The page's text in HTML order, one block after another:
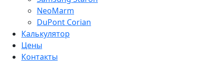
NeoMarm
DuPont Corian
Калькулятор
Цены
Контакты